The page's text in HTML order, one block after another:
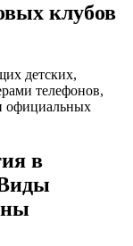
клубов
детских,
телефонов,
официальных
в